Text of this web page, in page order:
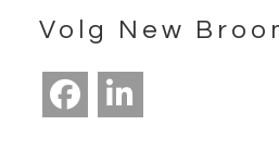
Volg New